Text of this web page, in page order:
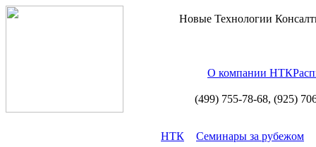
Новые Технологии
О компании НТК
(499) 755-78-68, (925)
НТК Семинары за рубежом